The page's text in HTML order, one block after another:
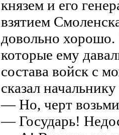
князем и его
взятием
довольно
которые ему
состава войск с
сказал
— Но, черт
— Государь!